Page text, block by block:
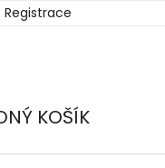
Registrace
KOŠÍK